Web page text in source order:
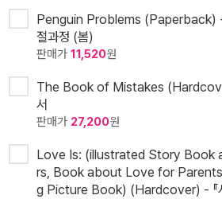
Penguin Problems (Paperback) -
절과정 (봄)
판매가 11,520원
The Book of Mistakes
서
판매가 27,200원
Love Is: (illustrated Story Book
rs, Book about Love for
g Picture Book) (Hardcover) - 『사